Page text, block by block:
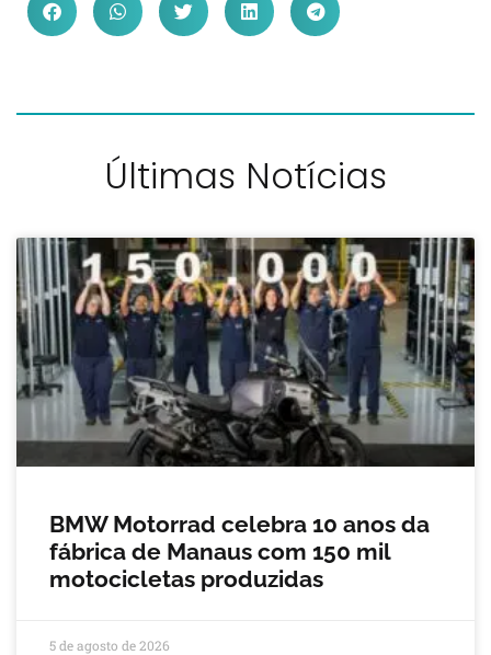
Últimas Notícias
BMW Motorrad celebra 10 anos da
fábrica de Manaus com 150 mil
motocicletas produzidas
5 de agosto de 2026